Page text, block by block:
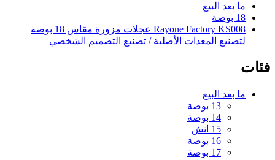
ما بعد البيع
18 بوصة
Rayone Factory KS008 عجلات مزورة مقاس 18 بوصة
لتصنيع المعدات الأصلية / تصنيع التصميم الشخصي
فئات
ما بعد البيع
13 بوصة
14 بوصة
15 انش
16 بوصة
17 بوصة